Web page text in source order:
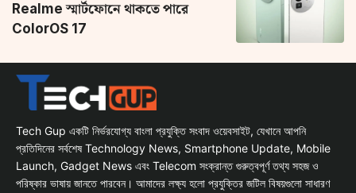
Realme স্মার্টফোনে থাকতে পারে
ColorOS 17
Tech Gup একটি নির্ভরযোগ্য বাংলা প্রযুক্তি সংবাদ ওয়েবসাইট, যেখানে আপনি
প্রতিদিনের সর্বশেষ Technology News, Smartphone Update, Mobile
Launch, Gadget News এবং Telecom সংক্রান্ত গুরুত্বপূর্ণ তথ্য সহজ ও
পরিষ্কার ভাষায় জানতে পারবেন। আমাদের লক্ষ্য হলো প্রযুক্তির জটিল বিষয়গুলো সাধারণ